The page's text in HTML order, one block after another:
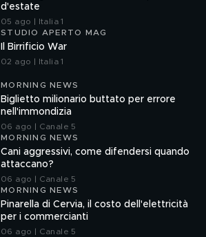
d'estate
05 ago | Italia 1
STUDIO APERTO MAG
Il Birrificio War
02 ago | Italia 1
MORNING NEWS
Biglietto milionario buttato per errore
nell'immondizia
06 ago | Canale 5
MORNING NEWS
Cani aggressivi, come difendersi quando
attaccano?
06 ago | Canale 5
MORNING NEWS
Pinarella di Cervia, il costo dell'elettricità
per i commercianti
06 ago | Canale 5